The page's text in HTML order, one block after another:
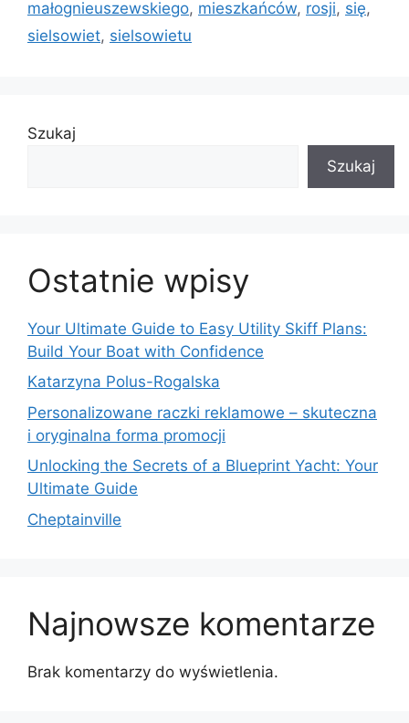
małognieuszewskiego, mieszkańców, rosji, się,
sielsowiet, sielsowietu
Szukaj
Szukaj
Ostatnie wpisy
Your Ultimate Guide to Easy Utility Skiff Plans:
Build Your Boat with Confidence
Katarzyna Polus-Rogalska
Personalizowane raczki reklamowe – skuteczna
i oryginalna forma promocji
Unlocking the Secrets of a Blueprint Yacht: Your
Ultimate Guide
Cheptainville
Najnowsze komentarze
Brak komentarzy do wyświetlenia.